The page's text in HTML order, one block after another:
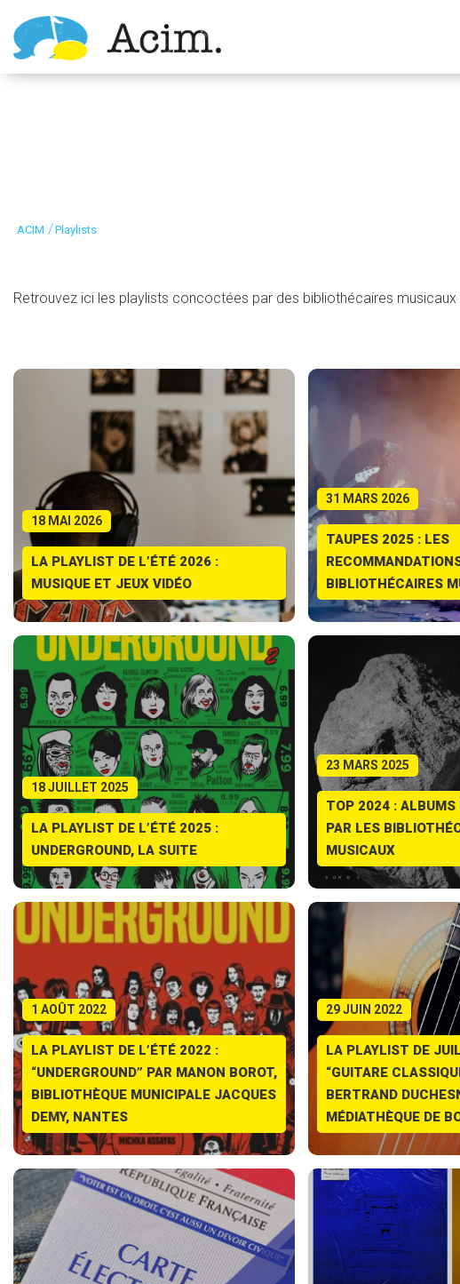
Ouvrir la barre d’outils
ACIM /Playlists
Retrouvez ici les playlists concoctées par des bibliothécaires
18 MAI 2026
LA PLAYLIST DE L’ÉTÉ 2026 :
MUSIQUE ET JEUX VIDÉO
31 MARS 2026
TAUPES 2025 : LES
BIBLIOTHÉCAIRES
18 JUILLET 2025
LA PLAYLIST DE L’ÉTÉ 2025 :
UNDERGROUND, LA SUITE
23 MARS 2025
TOP 2024 : ALBUMS
PAR LES
MUSICAUX
1 AOÛT 2022
LA PLAYLIST DE L’ÉTÉ 2022 :
“UNDERGROUND” PAR MANON BOROT,
BIBLIOTHÈQUE MUNICIPALE JACQUES
DEMY, NANTES
29 JUIN 2022
LA PLAYLIST DE
“GUITARE
BERTRAND
MÉDIATHÈQUE DE